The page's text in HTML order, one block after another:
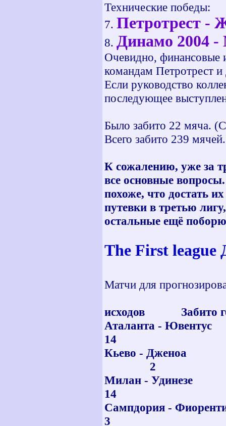
Технические победы:
7. Петротрест -
8. Динамо 2004 -
Очевидно, финансовые
командам Петротрест
Если руководство
последующее
Было забито 22 мяча.
Всего забито 239
К сожалению, уже за
все основные
похоже, что достать
путевки в третью
остальные ещё
The First league
Матчи для
исходов Забито
Аталанта
14
Кьево
2
Милан -
14
Сампдория
3